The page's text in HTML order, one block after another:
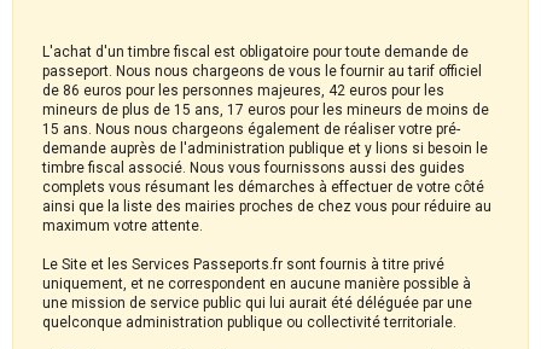
L'achat d'un timbre fiscal est obligatoire pour toute demande de
passeport. Nous nous chargeons de vous le fournir au tarif officiel
de 86 euros pour les personnes majeures, 42 euros pour les
mineurs de plus de 15 ans, 17 euros pour les mineurs de moins de
15 ans. Nous nous chargeons également de réaliser votre pré-
demande auprès de l'administration publique et y lions si besoin le
timbre fiscal associé. Nous vous fournissons aussi des guides
complets vous résumant les démarches à effectuer de votre côté
ainsi que la liste des mairies proches de chez vous pour réduire au
maximum votre attente.
Le Site et les Services Passeports.fr sont fournis à titre privé
uniquement, et ne correspondent en aucune manière possible à
une mission de service public qui lui aurait été déléguée par une
quelconque administration publique ou collectivité territoriale.